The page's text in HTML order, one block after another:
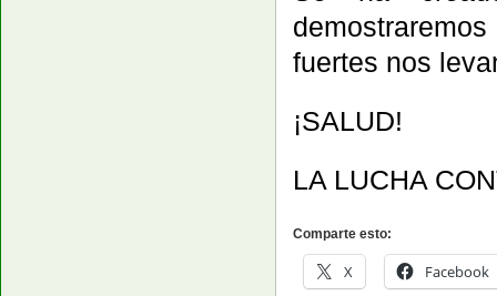
fuertes nos
¡SALUD!
LA LUCHA
Comparte esto:
X Facebook